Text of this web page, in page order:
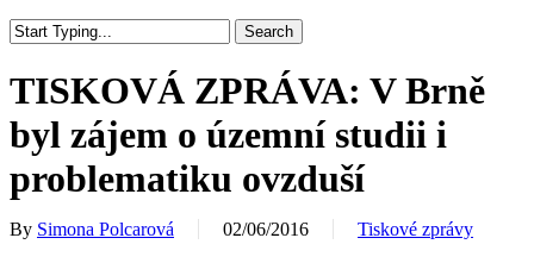
Search
Search
TISKOVÁ ZPRÁVA: V Brně
byl zájem o územní studii i
problematiku ovzduší
By Simona Polcarová 02/06/2016 Tiskové zprávy